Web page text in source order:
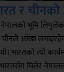
र
भूमि
र चीनले आँखा
भारतको त्यो
मिलेर